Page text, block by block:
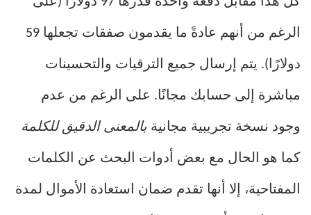
الرغم من أنهم عادةً ما يقدمون صفقات تجعلها 59
دولارًا). يتم إرسال جميع الترقيات والتحسينات
مباشرة إلى حسابك مجانًا. على الرغم من عدم
وجود نسخة تجريبية مجانية بالمعنى الدقيق للكلمة
كما هو الحال مع بعض أدوات البحث عن الكلمات
المفتاحية، إلا أنها تقدم ضمان استعادة الأموال لمدة